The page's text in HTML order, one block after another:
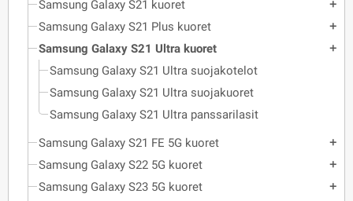
Samsung Galaxy S21 kuoret add
Samsung Galaxy S21 Plus kuoret add
Samsung Galaxy S21 Ultra kuoret add
Samsung Galaxy S21 Ultra suojakotelot
Samsung Galaxy S21 Ultra suojakuoret
Samsung Galaxy S21 Ultra panssarilasit
Samsung Galaxy S21 FE 5G kuoret
add
Samsung Galaxy S22 5G kuoret add
Samsung Galaxy S23 5G kuoret add